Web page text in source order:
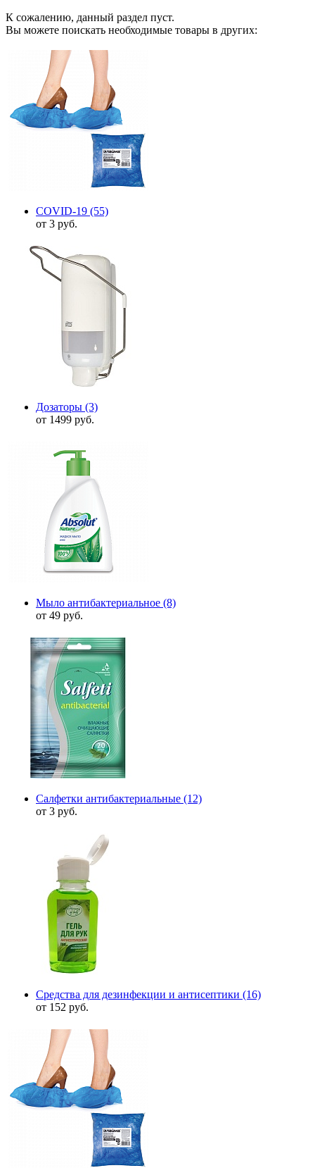
К сожалению, данный раздел пуст.
Вы можете поискать необходимые товары в других:
COVID-19 (55)
от 3 руб.
Дозаторы (3)
от 1499 руб.
Мыло антибактериальное (8)
от 49 руб.
Салфетки антибактериальные (12)
от 3 руб.
Средства для дезинфекции и антисептики (16)
от 152 руб.